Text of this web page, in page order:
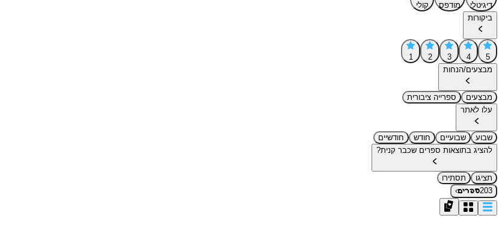
דיגיטלי מודפס
קולי
ביקורות
5
4
3
2
1
מבצעים/הנחות
מבצעים
ספרייה ציבורית
עלו לאתר
שבוע שבועיים חודש
חודשיים
להציג בתוצאות ספרים שכבר קנית?
תציגו
תסתירו
203ספרים›